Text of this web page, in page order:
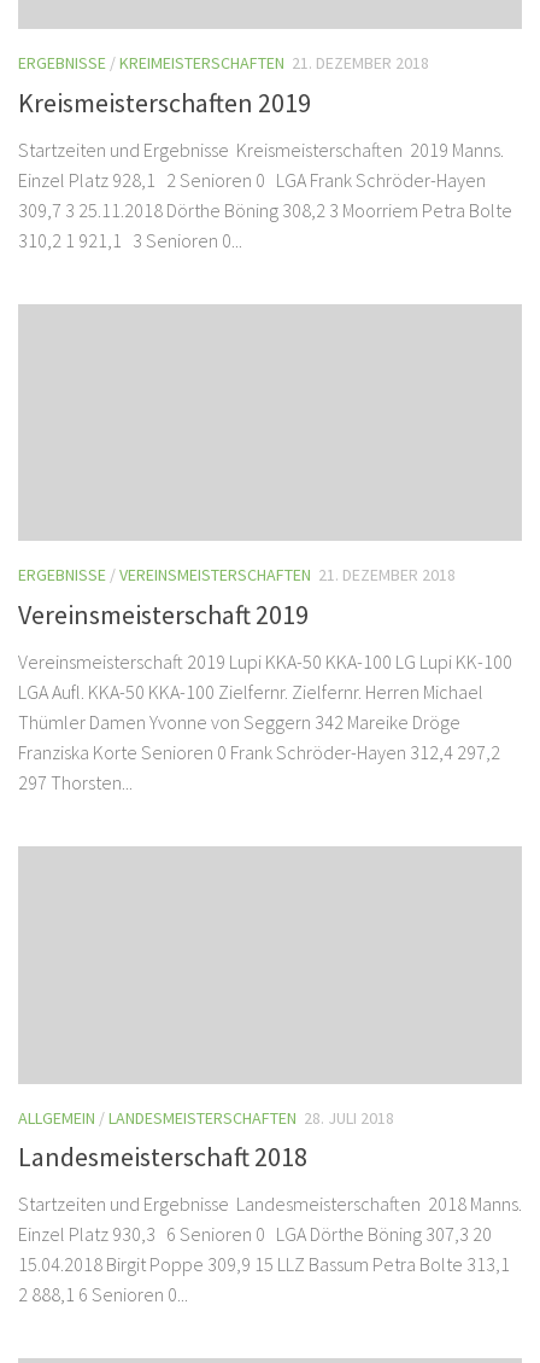
ERGEBNISSE /KREIMEISTERSCHAFTEN 21. DEZEMBER 2018
Kreismeisterschaften 2019
Startzeiten und Ergebnisse Kreismeisterschaften 2019 Manns.
Einzel Platz 928,1 2 Senioren 0 LGA Frank Schröder-Hayen
309,7 3 25.11.2018 Dörthe Böning 308,2 3 Moorriem Petra Bolte
310,2 1 921,1 3 Senioren 0...
ERGEBNISSE /VEREINSMEISTERSCHAFTEN 21. DEZEMBER 2018
Vereinsmeisterschaft 2019
Vereinsmeisterschaft 2019 Lupi KKA-50 KKA-100 LG Lupi KK-100
LGA Aufl. KKA-50 KKA-100 Zielfernr. Zielfernr. Herren Michael
Thümler Damen Yvonne von Seggern 342 Mareike Dröge
Franziska Korte Senioren 0 Frank Schröder-Hayen 312,4 297,2
297 Thorsten...
ALLGEMEIN /LANDESMEISTERSCHAFTEN 28. JULI 2018
Landesmeisterschaft 2018
Startzeiten und Ergebnisse Landesmeisterschaften 2018 Manns.
Einzel Platz 930,3 6 Senioren 0 LGA Dörthe Böning 307,3 20
15.04.2018 Birgit Poppe 309,9 15 LLZ Bassum Petra Bolte 313,1
2 888,1 6 Senioren 0...